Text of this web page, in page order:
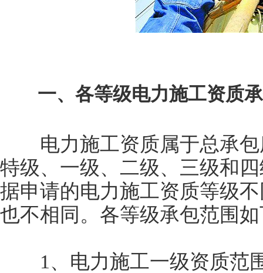
一、各等级电力施工资质
电力施工资质属于总承包
特级、一级、二级、三级和
据申请的电力施工资质等级
也不相同。各等级承包范围
1、电力施工一级资质范